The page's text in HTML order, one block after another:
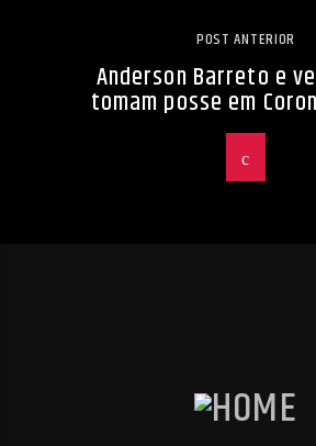
POST ANTERIOR
Anderson Barreto e
tomam posse em